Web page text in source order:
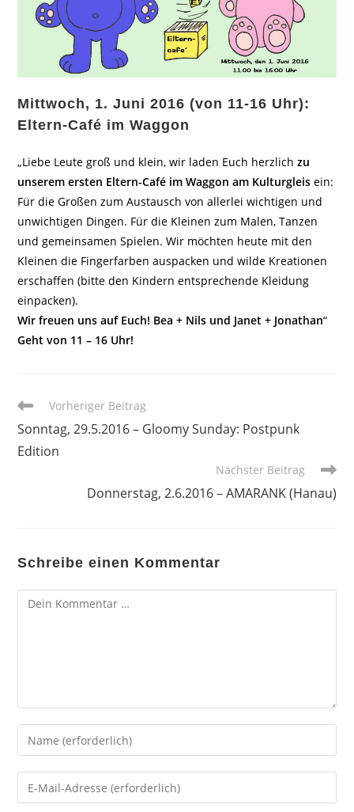
Mittwoch, 1. Juni 2016 (von 11-16 Uhr):
Eltern-Café im Waggon
„Liebe Leute groß und klein, wir laden Euch herzlich zu
unserem ersten Eltern-Café im Waggon am Kulturgleis ein:
Für die Großen zum Austausch von allerlei wichtigen und
unwichtigen Dingen. Für die Kleinen zum Malen, Tanzen
und gemeinsamen Spielen. Wir möchten heute mit den
Kleinen die Fingerfarben auspacken und wilde Kreationen
erschaffen (bitte den Kindern entsprechende Kleidung
einpacken).
Wir freuen uns auf Euch! Bea + Nils und Janet + Jonathan“
Geht von 11 – 16 Uhr!
Weitere
ansehen
Vorheriger Beitrag
Sonntag, 29.5.2016 – Gloomy Sunday: Postpunk
Edition
Nächster Beitrag
Donnerstag, 2.6.2016 – AMARANK (Hanau)
Schreibe einen Kommentar
Kommentar
Gib
deinen
Namen
oder
Gib
deine